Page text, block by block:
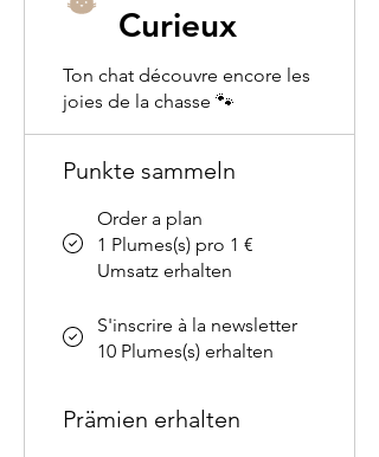
Curieux
Ton chat découvre encore les
joies de la chasse 🐾
Punkte sammeln
Order a plan
1 Plumes(s) pro 1 €
Umsatz erhalten
S'inscrire à la newsletter
10 Plumes(s) erhalten
Prämien erhalten